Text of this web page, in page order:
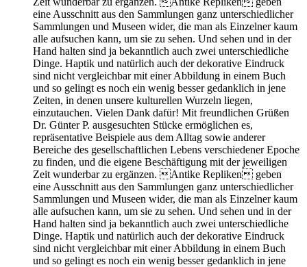
eine Ausschnitt aus den Sammlungen ganz unterschiedlicher
Sammlungen und Museen wider, die man als Einzelner kaum
alle aufsuchen kann, um sie zu sehen. Und sehen und in der
Hand halten sind ja bekanntlich auch zwei unterschiedliche
Dinge. Haptik und natürlich auch der dekorative Eindruck
sind nicht vergleichbar mit einer Abbildung in einem Buch
und so gelingt es noch ein wenig besser gedanklich in jene
Zeiten, in denen unsere kulturellen Wurzeln liegen,
einzutauchen. Vielen Dank dafür! Mit freundlichen Grüßen
Dr. Günter P. ausgesuchten Stücke ermöglichen es,
repräsentative Beispiele aus dem Alltag sowie anderer
Bereiche des gesellschaftlichen Lebens verschiedener Epoche
zu finden, und die eigene Beschäftigung mit der jeweiligen
Zeit wunderbar zu ergänzen. Antike Repliken geben
eine Ausschnitt aus den Sammlungen ganz unterschiedlicher
Sammlungen und Museen wider, die man als Einzelner kaum
alle aufsuchen kann, um sie zu sehen. Und sehen und in der
Hand halten sind ja bekanntlich auch zwei unterschiedliche
Dinge. Haptik und natürlich auch der dekorative Eindruck
sind nicht vergleichbar mit einer Abbildung in einem Buch
und so gelingt es noch ein wenig besser gedanklich in jene